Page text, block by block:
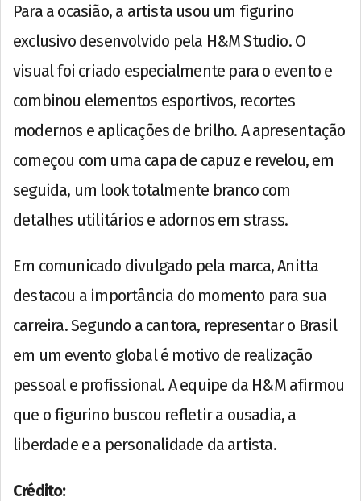
Para a ocasião, a artista usou um figurino
exclusivo desenvolvido pela H&M Studio. O
visual foi criado especialmente para o evento e
combinou elementos esportivos, recortes
modernos e aplicações de brilho. A apresentação
começou com uma capa de capuz e revelou, em
seguida, um look totalmente branco com
detalhes utilitários e adornos em strass.
Em comunicado divulgado pela marca, Anitta
destacou a importância do momento para sua
carreira. Segundo a cantora, representar o Brasil
em um evento global é motivo de realização
pessoal e profissional. A equipe da H&M afirmou
que o figurino buscou refletir a ousadia, a
liberdade e a personalidade da artista.
Crédito: